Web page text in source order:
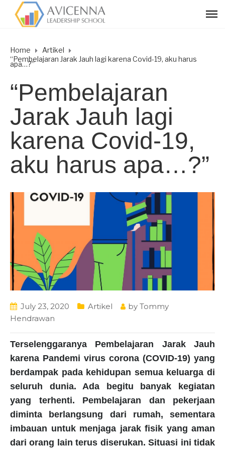
Home
Artikel
“Pembelajaran Jarak Jauh lagi karena Covid-19, aku harus
apa…?”
“Pembelajaran
Jarak Jauh lagi
karena Covid-19,
aku harus apa…?”
July 23, 2020 Artikel by Tommy
Hendrawan
Terselenggaranya Pembelajaran Jarak Jauh
karena Pandemi virus corona (COVID-19) yang
berdampak pada kehidupan semua keluarga di
seluruh dunia. Ada begitu banyak kegiatan
yang terhenti. Pembelajaran dan pekerjaan
diminta berlangsung dari rumah, sementara
imbauan untuk menjaga jarak fisik yang aman
dari orang lain terus diserukan. Situasi ini tidak